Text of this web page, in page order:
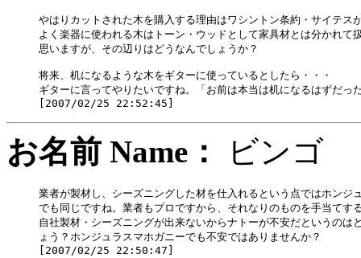
やはりカットされた木を購入する理由はワシントン条約・サイテス
よく楽器に使われる木はトーン・ウッドとして家具材とは分かれて
思いますが、その辺りはどうなんでしょうか？
将来、机になるような木をギターに使っているとしたら・・・
ギターに言ってやりたいですね。「お前は本当は机になるはずだっ
お名前 Name： ビン
業者が製材し、シーズニングした材を仕入れるという点ではホンジ
でも同じですね。業者もプロですから、それなりのものを手当てす
自社製材・シーズニングが出来ないからナトーが不安だというのは
ょう？ホンジュラスマホガニーでも不安ではありませんか？